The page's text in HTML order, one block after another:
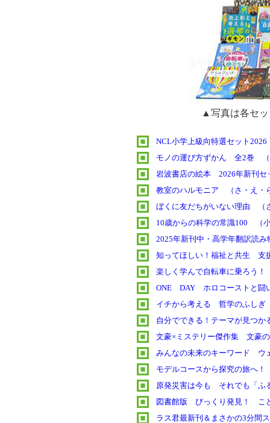
▲写真は各セ
NCL小学上級向特選セット2026
モノの運び方ずかん 全2巻 （
岩波書店の絵本 2026年新刊
教室のハルモニア （さ・え・
ぼくに友だちがいない理由 （
10歳からの科学の常識100 （
2025年新刊中・高学年翻訳読
知ってほしい！福祉と共生 支
楽しく学んで自転車に乗ろう
ONE DAY ホロコーストと闘
イチから考える 哲学のふし
自分でできる！テーマが見つ
文豪×ミステリー傑作集 文豪
みんなの未来のキーワード ウ
モデルコースから探究の旅へ
原発災害は今も それでも「
図書館版 びっくり発見！ こ
ラス君最新刊＆まさかの3分間